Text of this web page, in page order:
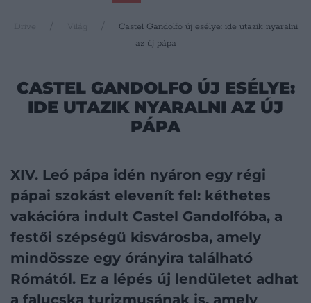
Drive Világ
Castel Gandolfo új esélye: ide utazik nyaralni
az új pápa
CASTEL GANDOLFO ÚJ ESÉLYE:
IDE UTAZIK NYARALNI AZ ÚJ
PÁPA
XIV. Leó pápa idén nyáron egy régi
pápai szokást elevenít fel: kéthetes
vakációra indult Castel Gandolfóba, a
festői szépségű kisvárosba, amely
mindössze egy órányira található
Rómától. Ez a lépés új lendületet adhat
a falucska turizmusának is, amely